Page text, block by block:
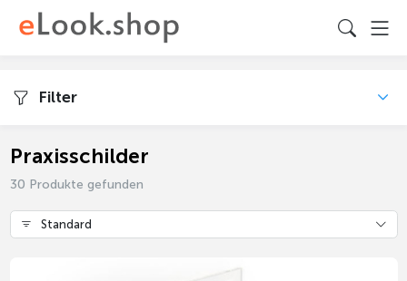
Filter
Praxisschilder
30 Produkte gefunden
Standard